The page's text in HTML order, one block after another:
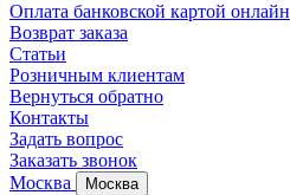
Оплата банковской картой онлайн
Возврат заказа
Статьи
Розничным клиентам
Вернуться обратно
Контакты
Задать вопрос
Заказать звонок
Москва
Москва